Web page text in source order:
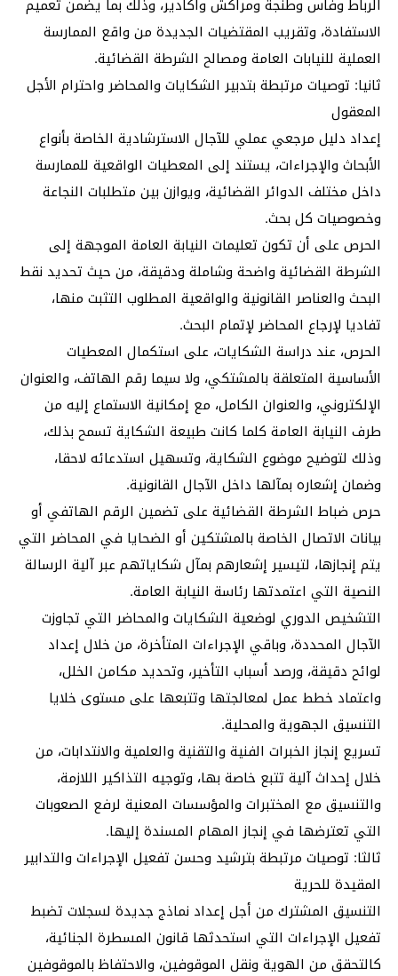
الرباط وفاس وطنجة ومراكش وأكادير، وذلك بما يضمن تعميم
الاستفادة، وتقريب المقتضيات الجديدة من واقع الممارسة
العملية للنيابات العامة ومصالح الشرطة القضائية.
ثانيا: توصيات مرتبطة بتدبير الشكايات والمحاضر واحترام الأجل
المعقول
إعداد دليل مرجعي عملي للآجال الاسترشادية الخاصة بأنواع
الأبحاث والإجراءات، يستند إلى المعطيات الواقعية للممارسة
داخل مختلف الدوائر القضائية، ويوازن بين متطلبات النجاعة
وخصوصيات كل بحث.
الحرص على أن تكون تعليمات النيابة العامة الموجهة إلى
الشرطة القضائية واضحة وشاملة ودقيقة، من حيث تحديد نقط
البحث والعناصر القانونية والواقعية المطلوب التثبت منها،
تفاديا لإرجاع المحاضر لإتمام البحث.
الحرص، عند دراسة الشكايات، على استكمال المعطيات
الأساسية المتعلقة بالمشتكي، ولا سيما رقم الهاتف، والعنوان
الإلكتروني، والعنوان الكامل، مع إمكانية الاستماع إليه من
طرف النيابة العامة كلما كانت طبيعة الشكاية تسمح بذلك،
وذلك لتوضيح موضوع الشكاية، وتسهيل استدعائه لاحقا،
وضمان إشعاره بمآلها داخل الآجال القانونية.
حرص ضباط الشرطة القضائية على تضمين الرقم الهاتفي أو
بيانات الاتصال الخاصة بالمشتكين أو الضحايا في المحاضر التي
يتم إنجازها، لتيسير إشعارهم بمآل شكاياتهم عبر آلية الرسالة
النصية التي اعتمدتها رئاسة النيابة العامة.
التشخيص الدوري لوضعية الشكايات والمحاضر التي تجاوزت
الآجال المحددة، وباقي الإجراءات المتأخرة، من خلال إعداد
لوائح دقيقة، ورصد أسباب التأخير، وتحديد مكامن الخلل،
واعتماد خطط عمل لمعالجتها وتتبعها على مستوى خلايا
التنسيق الجهوية والمحلية.
تسريع إنجاز الخبرات الفنية والتقنية والعلمية والانتدابات، من
خلال إحداث آلية تتبع خاصة بها، وتوجيه التذاكير اللازمة،
والتنسيق مع المختبرات والمؤسسات المعنية لرفع الصعوبات
التي تعترضها في إنجاز المهام المسندة إليها.
ثالثا: توصيات مرتبطة بترشيد وحسن تفعيل الإجراءات والتدابير
المقيدة للحرية
التنسيق المشترك من أجل إعداد نماذج جديدة لسجلات تضبط
تفعيل الإجراءات التي استحدثها قانون المسطرة الجنائية،
كالتحقق من الهوية ونقل الموقوفين، والاحتفاظ بالموقوفين